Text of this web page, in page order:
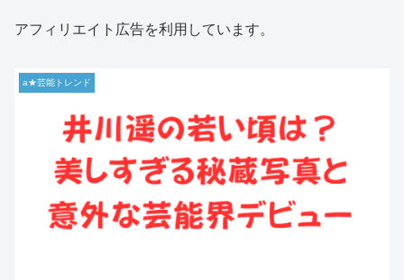
アフィリエイト広告を利用しています。
a★芸能トレンド